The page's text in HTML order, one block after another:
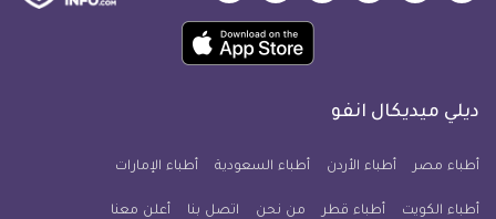
فيسبوكتويتر
ميديكال
يوتيوب
ميديكال
انفو
ميديكال
انفو
ميديكال
انفو
حمل
تطبيق
معلومة
للآيفون
ديلي ميديكال انفو
أطباء مصر أطباء الأردن أطباء السعودية أطباء الإمارات
أطباء الكويت أطباء قطر من نحن اتصل بنا أعلن معنا